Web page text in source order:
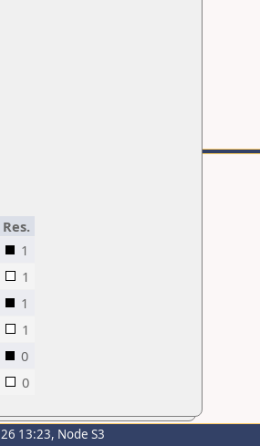
Res.
1
1
1
1
0
0
13:23, Node S3